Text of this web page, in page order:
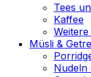
Tees
Kaffee
Müsli &
Nudeln